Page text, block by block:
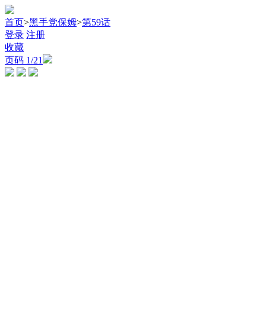
首页>黑手党保姆>第59话
登录 注册
收藏
页码 1/21